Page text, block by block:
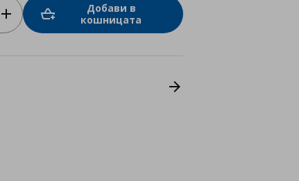
Добави в
кошницата